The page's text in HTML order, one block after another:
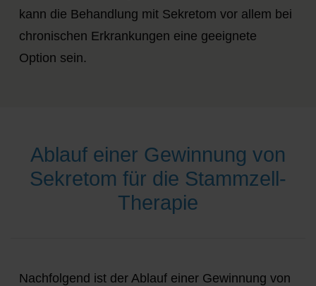
kann die Behandlung mit Sekretom vor allem bei
chronischen Erkrankungen eine geeignete
Option sein.
Ablauf einer Gewinnung von
Sekretom für die Stammzell-
Therapie
Nachfolgend ist der Ablauf einer Gewinnung von